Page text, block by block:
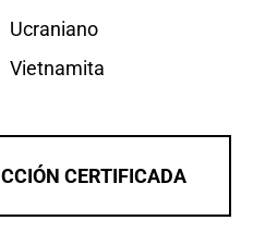
Ucraniano
Vietnamita
CERTIFICADA